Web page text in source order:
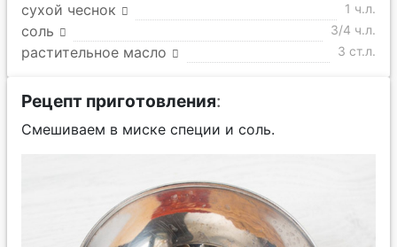
сухой чеснок 1 ч.л.
соль 3/4 ч.л.
растительное масло 3 ст.л.
Рецепт приготовления:
Смешиваем в миске специи и соль.